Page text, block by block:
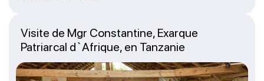
Visite de Mgr Constantine, Exarque
Patriarcal d`Afrique, en Tanzanie